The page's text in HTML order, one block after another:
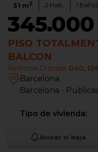
51 m2 2 Hab. 1
PISO
BALCON
Refencia Grocasa
Barcelona
Barcelona -
Tipo de vivienda:
Avisar si baja